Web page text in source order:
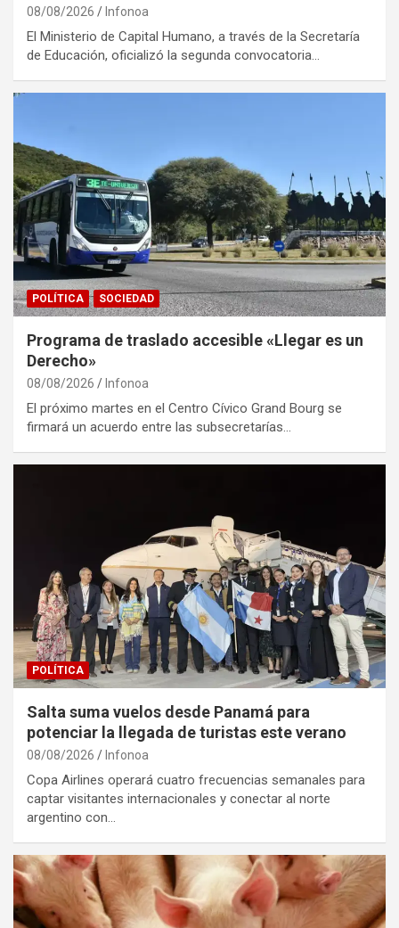
08/08/2026 Infonoa
El Ministerio de Capital Humano, a través de la Secretaría
de Educación, oficializó la segunda convocatoria…
POLÍTICA SOCIEDAD
Programa de traslado accesible «Llegar es un
Derecho»
08/08/2026 Infonoa
El próximo martes en el Centro Cívico Grand Bourg se
firmará un acuerdo entre las subsecretarías…
POLÍTICA
Salta suma vuelos desde Panamá para
potenciar la llegada de turistas este verano
08/08/2026 Infonoa
Copa Airlines operará cuatro frecuencias semanales para
captar visitantes internacionales y conectar al norte
argentino con…